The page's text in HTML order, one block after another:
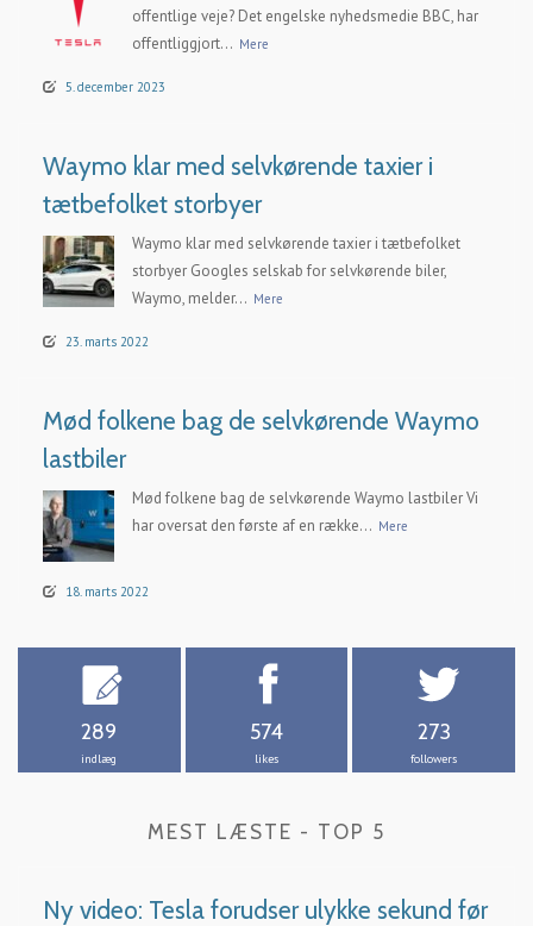
offentlige veje? Det engelske nyhedsmedie BBC, har
offentliggjort... Mere
5. december 2023
Waymo klar med selvkørende taxier i
tætbefolket storbyer
Waymo klar med selvkørende taxier i tætbefolket
storbyer Googles selskab for selvkørende biler,
Waymo, melder... Mere
23. marts 2022
Mød folkene bag de selvkørende Waymo
lastbiler
Mød folkene bag de selvkørende Waymo lastbiler Vi
har oversat den første af en række... Mere
18. marts 2022
289
indlæg
574
likes
273
followers
MEST LÆSTE - TOP 5
Ny video: Tesla forudser ulykke sekund før